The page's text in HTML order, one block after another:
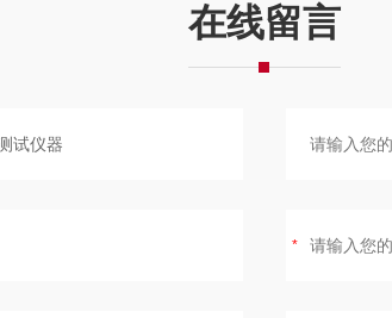
在线留言